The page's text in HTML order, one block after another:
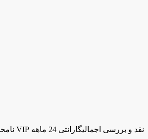
نقد و بررسی اجمالیگارانتی 24 ماهه VIP نامحدود